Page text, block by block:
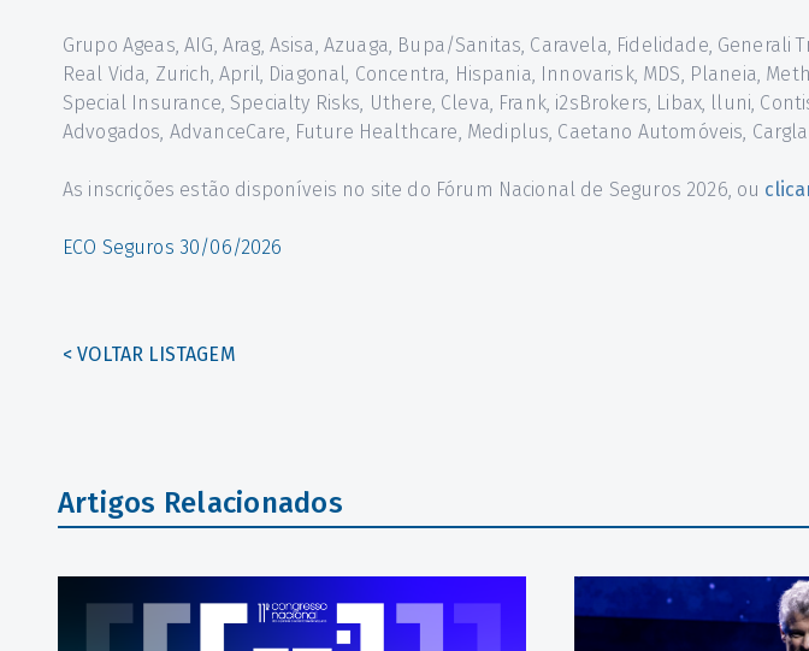
Grupo Ageas, AIG, Arag, Asisa, Azuaga, Bupa/Sanitas, Caravela, Fidelidade,
Real Vida, Zurich, April, Diagonal, Concentra, Hispania, Innovarisk, MDS, Planeia,
Special Insurance, Specialty Risks, Uthere, Cleva, Frank, i2sBrokers, Libax, lluni,
Advogados, AdvanceCare, Future Healthcare, Mediplus, Caetano Automóveis,
As inscrições estão disponíveis no site do Fórum Nacional de Seguros 2026, ou
ECO Seguros 30/06/2026
< VOLTAR LISTAGEM
Artigos Relacionados